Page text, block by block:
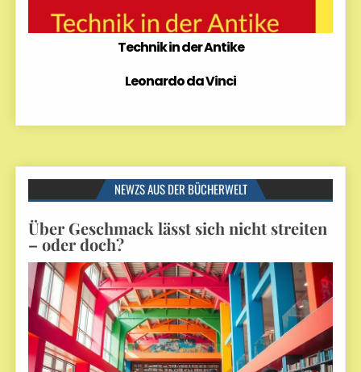
Technik in der Antike
Leonardo da Vinci
NEWZS AUS DER BÜCHERWELT
Über Geschmack lässt sich nicht streiten
– oder doch?